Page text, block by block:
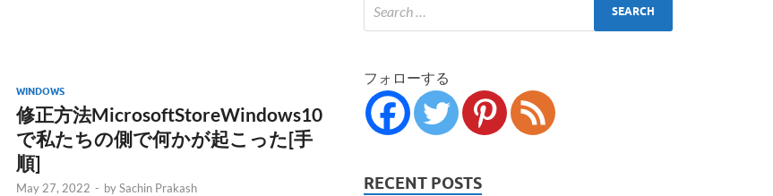
WINDOWS
修正方法MicrosoftStoreWindows10
で私たちの側で何かが起こった[手
順]
May 27, 2022 - bySachin Prakash
フォローする
RECENT POSTS